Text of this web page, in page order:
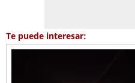
Te puede interesar: